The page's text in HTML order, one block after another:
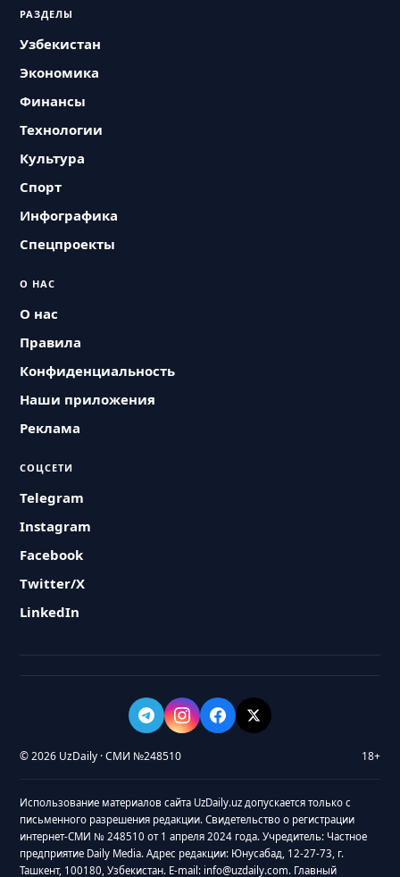
РАЗДЕЛЫ
Узбекистан
Экономика
Финансы
Технологии
Культура
Спорт
Инфографика
Спецпроекты
О НАС
О нас
Правила
Конфиденциальность
Наши приложения
Реклама
СОЦСЕТИ
Telegram
Instagram
Facebook
Twitter/X
LinkedIn
© 2026 UzDaily · СМИ №248510 18+
Использование материалов сайта UzDaily.uz допускается только с
письменного разрешения редакции. Свидетельство о регистрации
интернет-СМИ № 248510 от 1 апреля 2024 года. Учредитель: Частное
предприятие Daily Media. Адрес редакции: Юнусабад, 12-27-73, г.
Ташкент, 100180, Узбекистан. E-mail: info@uzdaily.com. Главный